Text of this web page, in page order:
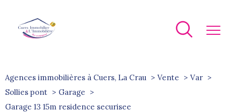
Agences immobilières à Cuers, La Crau Vente
Var
Sollies pont
Garage
garage 13 15m residence securisee